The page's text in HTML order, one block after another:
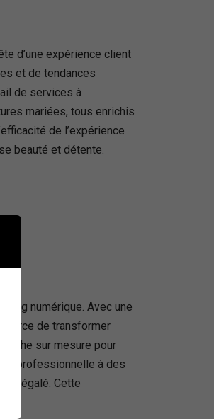
d’une expérience client
et de tendances
de services à
mariées, tous enrichis
de l’expérience
beauté et détente.
numérique. Avec une
de transformer
sur mesure pour
professionnelle à des
inégalé. Cette